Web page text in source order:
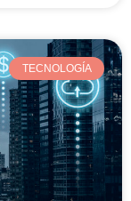
TECNOLOGÍA